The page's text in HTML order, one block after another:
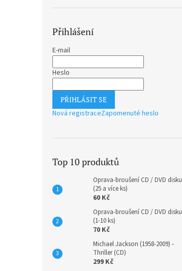
Přihlášení
E-mail
Heslo
PŘIHLÁSIT SE
Nová registraceZapomenuté heslo
Top 10 produktů
Oprava-broušení CD / DVD disku
(25 a více ks)
60 Kč
Oprava-broušení CD / DVD disku
(1-10 ks)
70 Kč
Michael Jackson (1958-2009) -
Thriller (CD)
299 Kč